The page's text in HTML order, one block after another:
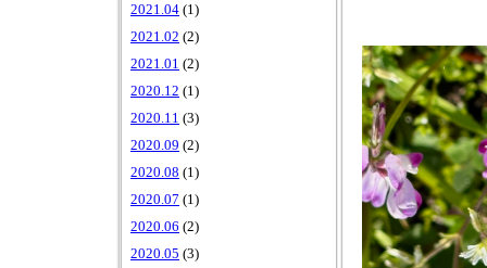
2021.04 (1)
2021.02 (2)
2021.01 (2)
2020.12 (1)
2020.11 (3)
2020.09 (2)
2020.08 (1)
2020.07 (1)
2020.06 (2)
2020.05 (3)